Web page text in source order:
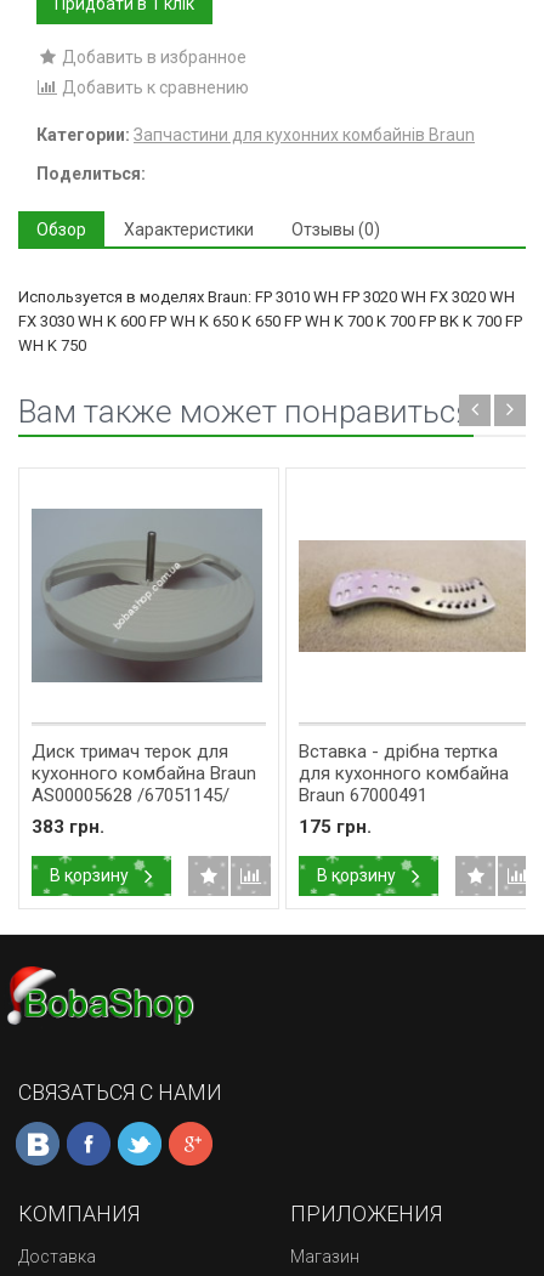
Добавить в избранное
Добавить к сравнению
Категории: Запчастини для кухонних комбайнів Braun
Поделиться:
Обзор Характеристики Отзывы (0)
Используется в моделях Braun: FP 3010 WH FP 3020 WH FX 3020 WH
FX 3030 WH K 600 FP WH K 650 K 650 FP WH K 700 K 700 FP BK K 700 FP
WH K 750
Вам также может понравиться
Диск тримач терок для
кухонного комбайна Braun
AS00005628 /67051145/
383 грн.
В корзину
Вставка - дрібна тертка
для кухонного комбайна
Braun 67000491
175 грн.
В корзину
СВЯЗАТЬСЯ С НАМИ
КОМПАНИЯ
Доставка
ПРИЛОЖЕНИЯ
Магазин